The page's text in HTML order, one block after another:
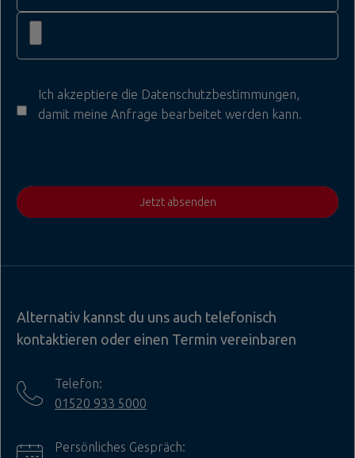
Ich akzeptiere die Datenschutzbestimmungen,
damit meine Anfrage bearbeitet werden kann.
Jetzt absenden
Alternativ kannst du uns auch telefonisch
kontaktieren oder einen Termin vereinbaren
Telefon:
01520 933 5000
Persönliches Gespräch: